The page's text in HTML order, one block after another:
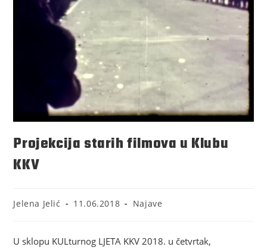
Projekcija starih filmova u Klubu
KKV
Jelena Jelić 11.06.2018 Najave
U sklopu KULturnog LJETA KKV 2018. u četvrtak,